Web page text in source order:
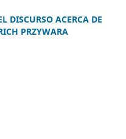
DISCURSO ACERCA DE
PRZYWARA